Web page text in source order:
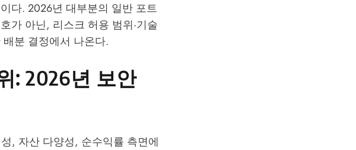
다. 2026년 대부분의 일반 포트
가 아닌, 리스크 허용 범위·기술
분 결정에서 나온다.
: 2026년 보안
, 자산 다양성, 순수익률 측면에